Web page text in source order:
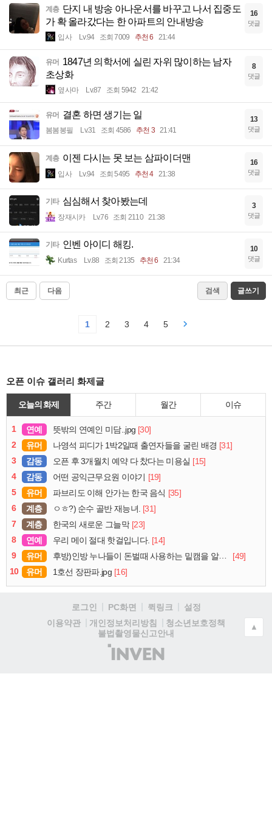
계층 단지 내 방송 아나운서를 바꾸고 나서 집중도
가 확 올라갔다는 한 아파트의 안내방송
입사 Lv.94 조회 7009 추천 6 21:44
16
댓글
유머 1847년 의학서에 실린 자위 많이하는 남자
초상화
옆사마 Lv.87 조회 5942 21:42
8
댓글
유머 결혼 하면 생기는 일
봄봄봉필 Lv.31 조회 4586 추천 3 21:41
13
댓글
계층 이젠 다시는 못 보는 삼파이더맨
입사 Lv.94 조회 5495 추천 4 21:38
16
댓글
기타 심심해서 찾아봤는데
장재시카 Lv.76 조회 2110 21:38
3
댓글
기타 인벤 아이디 해킹.
Kurtas Lv.88 조회 2135 추천 6 21:34
10
댓글
최근 다음 검색 글쓰기
1 2 3 4 5
오픈 이슈 갤러리 화제글
오늘의 화제 주간 월간 이슈
1 연예 뜻밖의 연예인 미담..jpg [30]
2
유머 나영석 피디가 1박2일때 출연자들을 굴린 배경 [31]
3
감동 오픈 후 3개월치 예약 다 찼다는 미용실 [15]
4
감동 어떤 공익근무요원 이야기
[19]
5
유머 파브리도 이해 안가는 한국 음식 [35]
6
계층 ㅇㅎ?) 순수 골반 재능녀. [31]
7
계층 한국의 새로운 그늘막 [23]
8
연예 우리 메이 절대 핫걸입니다. [14]
9
유머 후방)인방 누나들이 돈벌때 사용하는 밑캠을 알아보자
[49]
10
유머 1호선 장판파.jpg [16]
로그인 PC화면 퀵링크
설정
이용약관
개인정보처리방침
청소년보호정책
불법촬영물신고안내
(주)
인
▲